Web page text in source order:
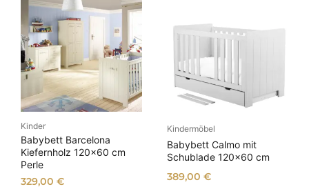
Kinder
Babybett Barcelona
Kiefernholz 120×60 cm
Perle
329,00€
Kindermöbel
Babybett Calmo mit
Schublade 120×60 cm
389,00 €